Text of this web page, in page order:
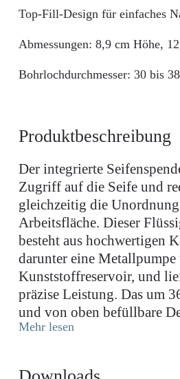
Produktbeschreibung
Der integrierte
Zugriff auf die Seife und
gleichzeitig die
Arbeitsfläche. Dieser
besteht aus hochwertigen
darunter eine Metallpumpe
Kunststoffreservoir, und
präzise Leistung. Das um
und von oben befüllbare
Beweis für die
Oberfläche hat eine
Mehr lesen
Top-Fill-Design für einfaches
Abmessungen: 8,9 cm Höhe,
Bohrlochdurchmesser: 30 bis